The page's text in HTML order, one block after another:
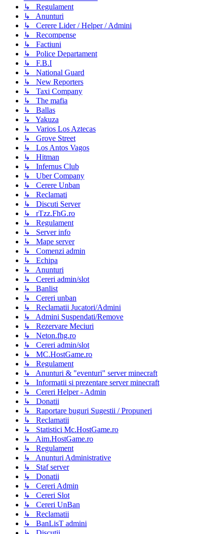
↳ Regulament
↳ Anunturi
↳ Cerere Lider / Helper / Admini
↳ Recompense
↳ Factiuni
↳ Police Departament
↳ F.B.I
↳ National Guard
↳ New Reporters
↳ Taxi Company
↳ The mafia
↳ Ballas
↳ Yakuza
↳ Varios Los Aztecas
↳ Grove Street
↳ Los Antos Vagos
↳ Hitman
↳ Infernus Club
↳ Uber Company
↳ Cerere Unban
↳ Reclamati
↳ Discuti Server
↳ rTzz.FhG.ro
↳ Regulament
↳ Server info
↳ Mape server
↳ Comenzi admin
↳ Echipa
↳ Anunturi
↳ Cereri admin/slot
↳ Banlist
↳ Cereri unban
↳ Reclamatii Jucatori/Admini
↳ Admini Suspendati/Remove
↳ Rezervare Meciuri
↳ Neton.fhg.ro
↳ Cereri admin/slot
↳ MC.HostGame.ro
↳ Regulament
↳ Anunturi & "eventuri" server minecraft
↳ Informatii si prezentare server minecraft
↳ Cereri Helper - Admin
↳ Donatii
↳ Raportare buguri Sugestii / Propuneri
↳ Reclamatii
↳ Statistici Mc.HostGame.ro
↳ Aim.HostGame.ro
↳ Regulament
↳ Anunturi Administrative
↳ Staf server
↳ Donatii
↳ Cereri Admin
↳ Cereri Slot
↳ Cereri UnBan
↳ Reclamatii
↳ BanLisT admini